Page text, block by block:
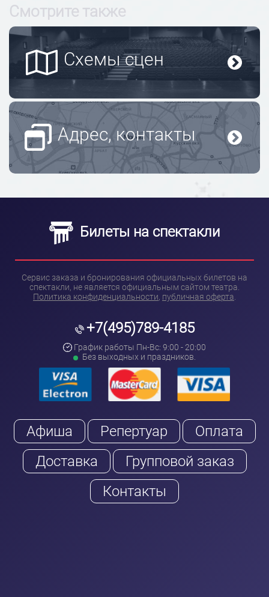
Смотрите также
Схемы сцен
Адрес, контакты
Билеты на спектакли
Сервис заказа и бронирования официальных билетов на
спектакли, не является официальным сайтом театра.
Политика конфиденциальности, публичная оферта
+7(495)789-4185
График работы Пн-Вс: 9:00 - 20:00
Без выходных и праздников.
Афиша Репертуар
Оплата
Доставка
Групповой заказ
Контакты